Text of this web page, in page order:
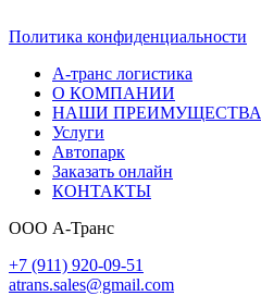
Политика конфиденциальности
А-транс логистика
О КОМПАНИИ
НАШИ ПРЕИМУЩЕСТВА
Услуги
Автопарк
Заказать онлайн
КОНТАКТЫ
ООО А-Транс
+7 (911) 920-09-51
atrans.sales@gmail.com